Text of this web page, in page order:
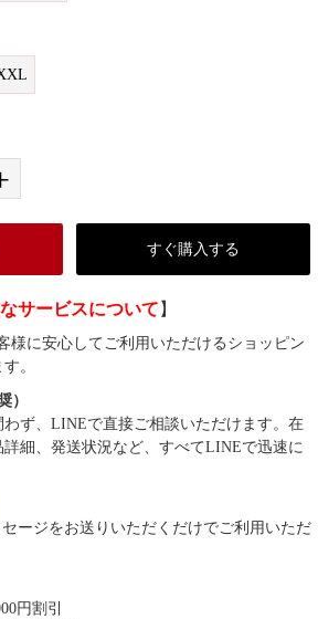
すぐ購入する
サービスについて 】
様に安心してご利用いただけるショッピン
。
）
ず、LINEで直接ご相談いただけます。在
細、発送状況など、すべてLINEで迅速に
ージをお送りいただくだけでご利用いただ
円割引